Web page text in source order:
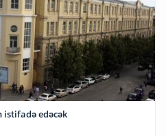
istifadə edəcək